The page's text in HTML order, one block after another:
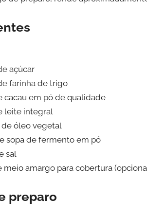
açúcar
farinha de trigo
cacau em pó de qualidade
leite integral
de óleo vegetal
sopa de fermento em pó
sal
meio amargo para cobertura
preparo